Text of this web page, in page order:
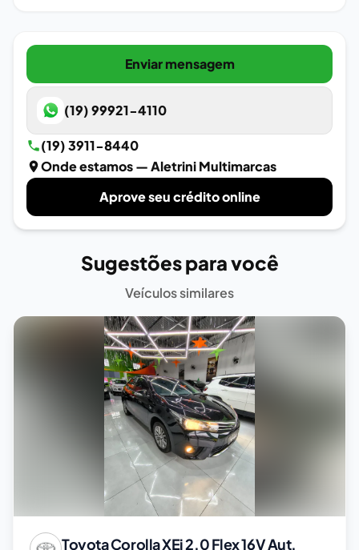
Enviar mensagem
(19) 99921-4110
(19) 3911-8440
Onde estamos— Aletrini Multimarcas
Aprove seu crédito online
Sugestões para você
Veículos similares
ToyotaCorolla XEi 2.0 Flex 16V Aut.